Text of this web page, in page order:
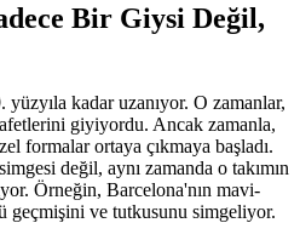
Bir Giysi Değil,
kadar uzanıyor. O zamanlar,
giyiyordu. Ancak zamanla,
formalar ortaya çıkmaya başladı.
değil, aynı zamanda o takımın
Örneğin, Barcelona'nın mavi-
geçmişini ve tutkusunu simgeliyor.